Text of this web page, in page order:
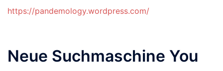
https://pandemology.wordpress.com/
Neue Suchmaschine You